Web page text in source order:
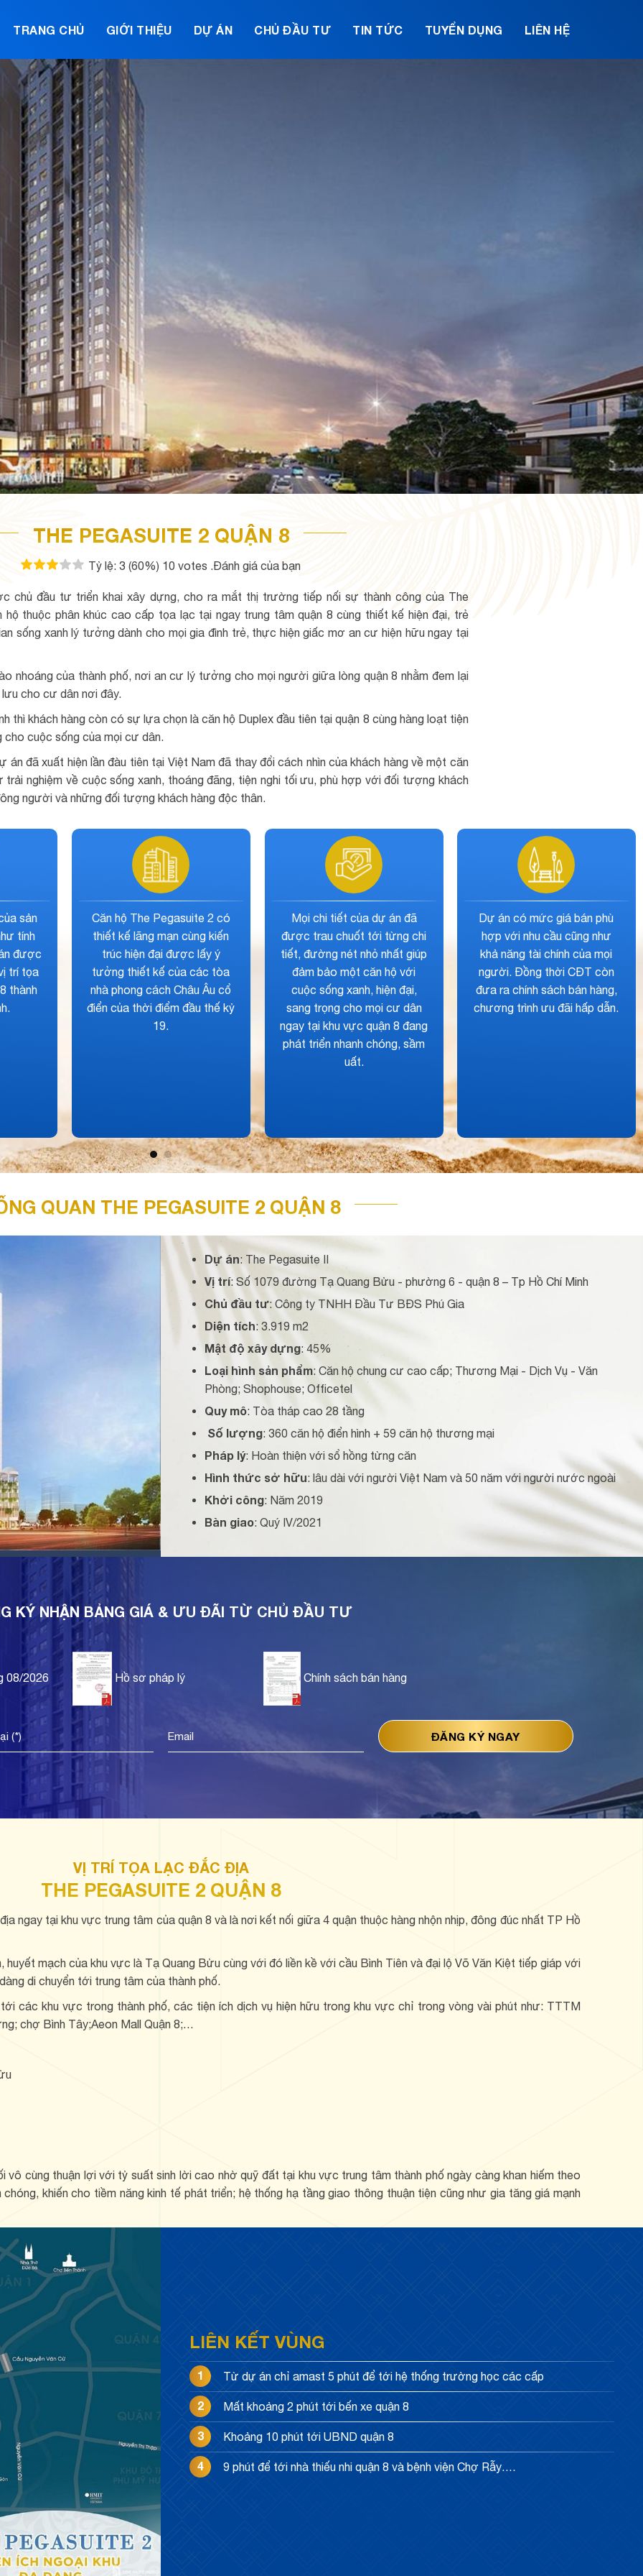
TRANG CHỦ GIỚI THIỆU DỰ ÁN CHỦ ĐẦU TƯ TIN TỨC TUYỂN DỤNG LIÊN HỆ
THE PEGASUITE 2 QUẬN 8
Tỷ lệ: 3 (60%) 10 votes .Đánh giá của bạn
chủ đầu tư triển khai xây dựng, cho ra mắt thị trường tiếp nối sự thành công của The
hộ thuộc phân khúc cao cấp tọa lạc tại ngay trung tâm quận 8 cùng thiết kế hiện đại, trẻ
sống xanh lý tưởng dành cho mọi gia đình trẻ, thực hiện giấc mơ an cư hiện hữu ngay tại
nhoáng của thành phố, nơi an cư lý tưởng cho mọi người giữa lòng quận 8 nhằm đem lại
cho cư dân nơi đây.
thì khách hàng còn có sự lựa chọn là căn hộ Duplex đầu tiên tại quận 8 cùng hàng loạt tiện
cho cuộc sống của mọi cư dân.
án đã xuất hiện lần đàu tiên tại Việt Nam đã thay đổi cách nhìn của khách hàng về một căn
trải nghiệm về cuộc sống xanh, thoáng đãng, tiện nghi tối ưu, phù hợp với đối tượng khách
người và những đối tượng khách hàng độc thân.
Vị trí căn hộ The
nằm tại mặt tiền
đường huyết mạch
8 giúp gia tăng khả
kết vùng tới các khu
cận, trung tâm
sinh lời của dự án
2 được đánh
đồng thời được
sống tiện ngih,
tư sinh lời thông
động kinh doanh
Tầm view nhìn đắt giá của dự
án về quận 1, Bitexco, view
sông cực đẹp đã kiến tạo
nên một căn hộ lý tưởng,
hiếm có khó tìm, một cuộc
sống gần gũi cùng thiên nhiên
Dự án được chủ đầu tư
trang bị cho cư dân chuỗi
tiện ích dịch vụ nội khu đẳng
cấp, tiện nghi, đầy đủ ngay tại
nội khu nhằm đáp ứng mọi
nhu cầu của cư dân về chất
lượng cuộc sống.
QUAN THE PEGASUITE 2 QUẬN 8
Dự án: The Pegasuite II
Vị trí: Số 1079 đường Tạ Quang Bửu - phường 6 - quận 8 – Tp Hồ Chí Minh
Chủ đầu tư: Công ty TNHH Đầu Tư BĐS Phú Gia
Diện tích: 3.919 m2
Mật độ xây dựng: 45%
Loại hình sản phẩm: Căn hộ chung cư cao cấp; Thương Mại - Dịch Vụ - Văn
Phòng; Shophouse; Officetel
Quy mô: Tòa tháp cao 28 tầng
Số lượng: 360 căn hộ điển hình + 59 căn hộ thương mại
Pháp lý: Hoàn thiện với sổ hồng từng căn
Hình thức sở hữu: lâu dài với người Việt Nam và 50 năm với người nước ngoài
Khởi công: Năm 2019
Bàn giao: Quý IV/2021
KÝ NHẬN BẢNG GIÁ & ƯU ĐÃI TỪ CHỦ ĐẦU TƯ
08/2026 Hồ sơ pháp lý Chính sách bán hàng
VỊ TRÍ TỌA LẠC ĐẮC ĐỊA
THE PEGASUITE 2 QUẬN 8
ngay tại khu vực trung tâm của quận 8 và là nơi kết nối giữa 4 quận thuộc hàng nhộn nhịp, đông đúc nhất TP Hồ
mạch của khu vực là Tạ Quang Bửu cùng với đó liền kề với cầu Bình Tiên và đại lộ Võ Văn Kiệt tiếp giáp với
di chuyển tới trung tâm của thành phố.
các khu vực trong thành phố, các tiện ích dịch vụ hiện hữu trong khu vực chỉ trong vòng vài phút như: TTTM
chợ Bình Tây;Aeon Mall Quận 8;…
cùng thuận lợi với tỷ suất sinh lời cao nhờ quỹ đất tại khu vực trung tâm thành phố ngày càng khan hiếm theo
khiến cho tiềm năng kinh tế phát triển; hệ thống hạ tầng giao thông thuận tiện cũng như gia tăng giá mạnh
LIÊN KẾT VÙNG
1 Từ dự án chỉ amast 5 phút để tới hệ thống trường học các cấp
2 Mất khoảng 2 phút tới bến xe quận 8
3 Khoảng 10 phút tới UBND quận 8
4 9 phút để tới nhà thiếu nhi quận 8 và bệnh viện Chợ Rẫy….